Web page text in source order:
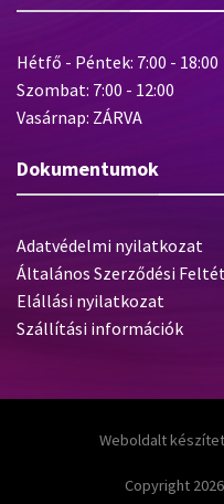
Hétfő - Péntek: 7:00 - 18:00
Szombat: 7:00 - 12:00
Vasárnap: ZÁRVA
Dokumentumok
Adatvédelmi nyilatkozat
Általános Szerződési
Elállási nyilatkozat
Szállítási információk
Weboldalt
Copyright